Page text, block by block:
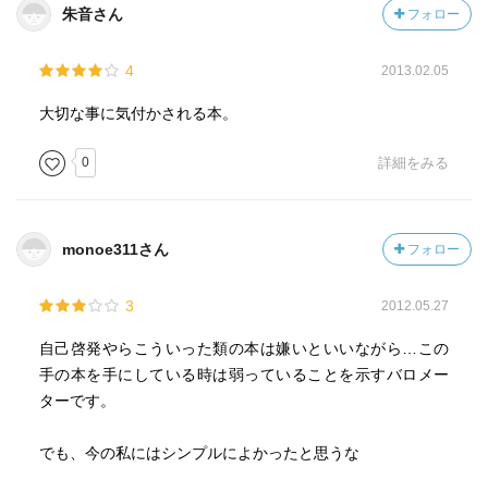
朱音さん フォロー
4 2013.02.05
大切な事に気付かされる本。
0 詳細をみる
monoe311さん フォロー
3 2012.05.27
自己啓発やらこういった類の本は嫌いといいながら…この
手の本を手にしている時は弱っていることを示すバロメー
ターです。
でも、今の私にはシンプルによかったと思うな